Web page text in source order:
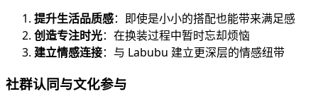
提升生活品质感：即使是小小的搭配也能带来满足感
创造专注时光：在换装过程中暂时忘却烦恼
建立情感连接：与 Labubu 建立更深层的情感纽带
社群认同与文化参与